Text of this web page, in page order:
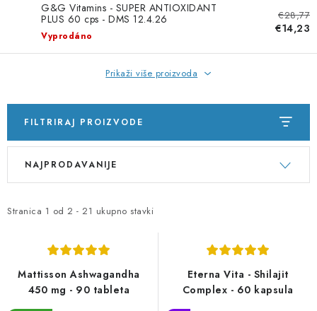
G&G Vitamins - SUPER ANTIOXIDANT
PLUS 60 cps - DMS 12.4.26
Vyprodáno
€28,77
€14,23
Prikaži više proizvoda
FILTRIRAJ PROIZVODE
P
i
Stranica 1 od 2 - 21 ukupno stavki
S
t
NAJPRODAVANIJE
Mattisson Ashwagandha
450 mg - 90 tableta
Eterna Vita - Shilajit
Complex - 60 kapsula